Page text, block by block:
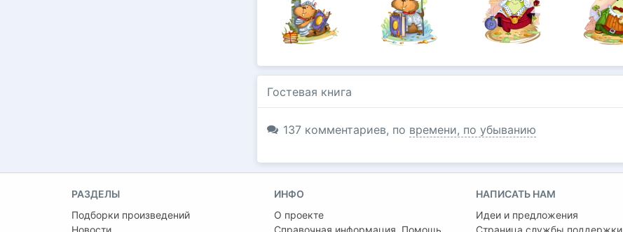
Гостевая книга
137 комментариев, по времени, по убыванию
РАЗДЕЛЫ
Подборки произведений
Новости
ИНФО
О проекте
Справочная информация. Помощь
НАПИСАТЬ НАМ
Идеи и предложения
Страница службы поддержки